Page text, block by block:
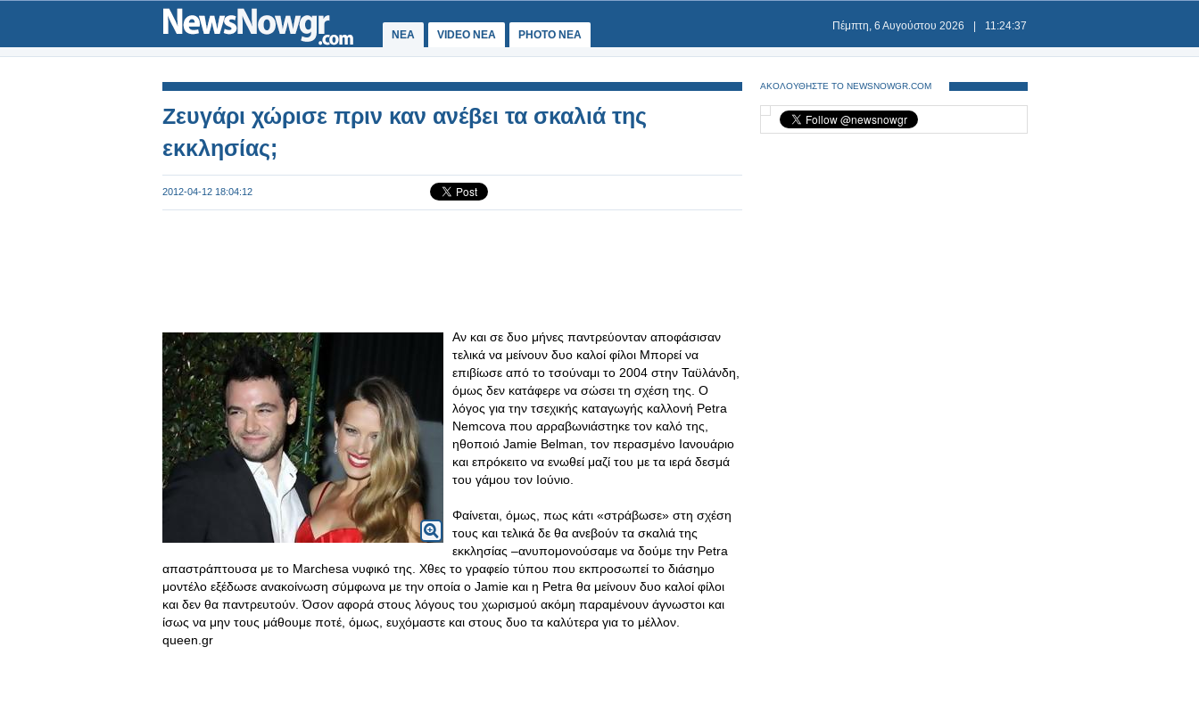
ΝΕΑ VIDEO NEA PHOTO NEA
Πέμπτη, 6 Αυγούστου 2026 11:24:37
Zευγάρι χώρισε πριν καν ανέβει τα σκαλιά της
εκκλησίας;
2012-04-12 18:04:12
Αν και σε δυο μήνες παντρεύονταν αποφάσισαν
τελικά να μείνουν δυο καλοί φίλοι Μπορεί να
επιβίωσε από το τσούναμι το 2004 στην Ταϋλάνδη,
όμως δεν κατάφερε να σώσει τη σχέση της. Ο
λόγος για την τσεχικής καταγωγής καλλονή Petra
Nemcova που αρραβωνιάστηκε τον καλό της,
ηθοποιό Jamie Belman, τον περασμένο Ιανουάριο
και επρόκειτο να ενωθεί μαζί του με τα ιερά δεσμά
του γάμου τον Ιούνιο.
Φαίνεται, όμως, πως κάτι «στράβωσε» στη σχέση
τους και τελικά δε θα ανεβούν τα σκαλιά της
εκκλησίας –ανυπομονούσαμε να δούμε την Petra
απαστράπτουσα με το Marchesa νυφικό της. Χθες το γραφείο τύπου που εκπροσωπεί το διάσημο
μοντέλο εξέδωσε ανακοίνωση σύμφωνα με την οποία ο Jamie και η Petra θα μείνουν δυο καλοί φίλοι
και δεν θα παντρευτούν. Όσον αφορά στους λόγους του χωρισμού ακόμη παραμένουν άγνωστοι και
ίσως να μην τους μάθουμε ποτέ, όμως, ευχόμαστε και στους δυο τα καλύτερα για το μέλλον.
queen.gr
ΑΚΟΛΟΥΘΗΣΤΕ ΤΟ NEWSNOWGR.COM